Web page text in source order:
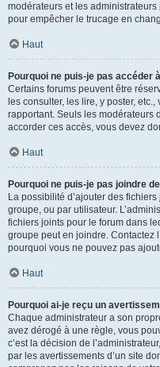
modérateurs et les
pour empêcher le trucage en
Haut
Pourquoi ne puis-je pas accéder
Certains forums peuvent être
les consulter, les lire, y poster,
rapportant. Seuls les modérateurs
accorder ces accès, vous devez
Haut
Pourquoi ne puis-je pas joindre
La possibilité d’ajouter des
groupe, ou par utilisateur.
fichiers joints pour le forum dans
groupe peut en joindre. Contactez
pourquoi vous ne pouvez pas
Haut
Pourquoi ai-je reçu un
Chaque administrateur a son
avez dérogé à une règle, vous
c’est la décision de
par les avertissements d’un site